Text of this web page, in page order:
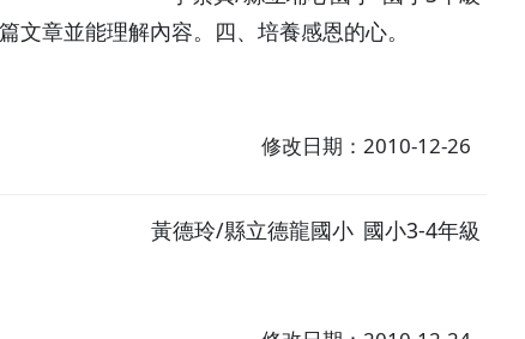
章並能理解內容。四、培養感恩的心。
修改日期：2010-12-26
黃德玲/縣立德龍國小 國小3-4年級